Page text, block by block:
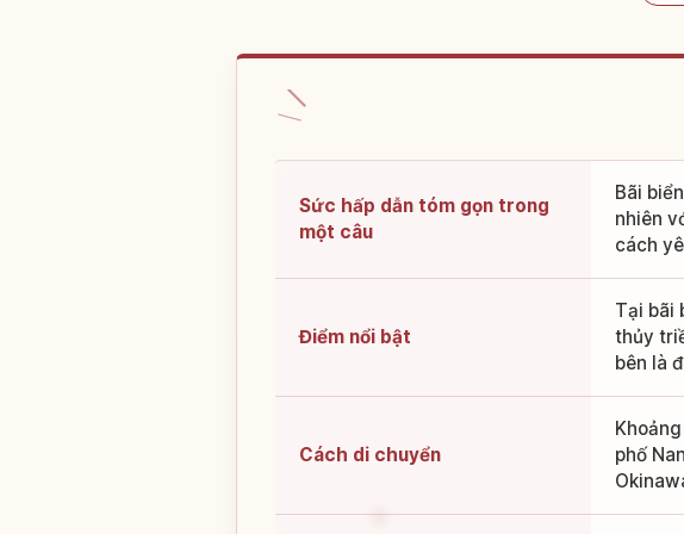
Sức hấp dẫn tóm gọn trong
một câu
Bãi
nhiên
cách
Điểm nổi bật
Tại bãi
thủy
bên là
Cách di chuyển
phố